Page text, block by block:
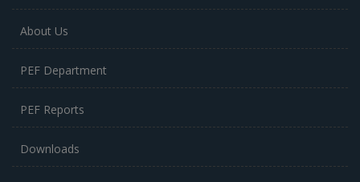
About Us
PEF Department
PEF Reports
Downloads